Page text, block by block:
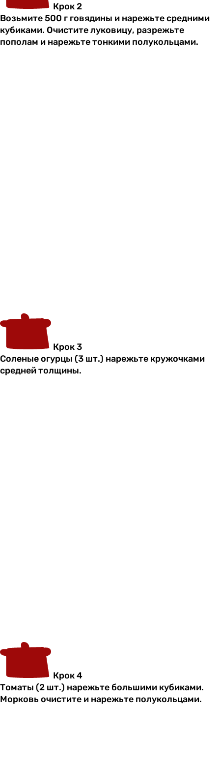
Крок 2
Возьмите 500 г говядины и нарежьте средними
кубиками. Очистите луковицу, разрежьте
пополам и нарежьте тонкими полукольцами.
Крок 3
Соленые огурцы (3 шт.) нарежьте кружочками
средней толщины.
Крок 4
Томаты (2 шт.) нарежьте большими кубиками.
Морковь очистите и нарежьте полукольцами.